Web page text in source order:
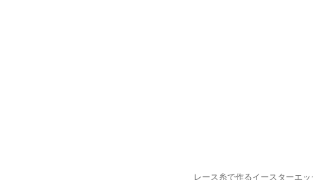
レース糸で作るイースターエッ